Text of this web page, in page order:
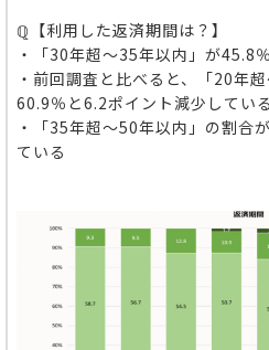
ℚ【利用した返済期間は？】
・「30年超～35年以内」が45.8
・前回調査と比べると、「20年
60.9％と6.2ポイント減少している
・「35年超～50年以内」の割合
ている